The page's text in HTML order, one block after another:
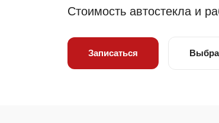
Стоимость автостекла и
Записаться